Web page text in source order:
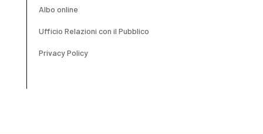
Albo online
Ufficio Relazioni con il Pubblico
Privacy Policy